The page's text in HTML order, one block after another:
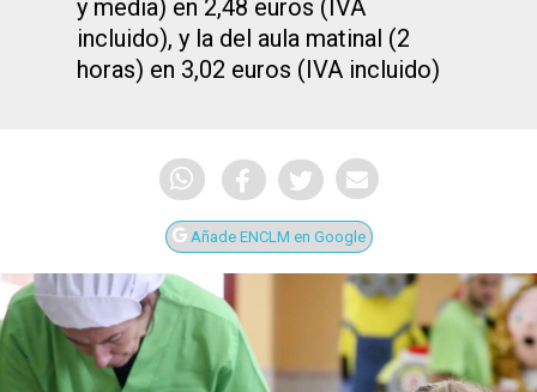
y media) en 2,48 euros (IVA
incluido), y la del aula matinal (2
horas) en 3,02 euros (IVA incluido)
Añade ENCLM en Google